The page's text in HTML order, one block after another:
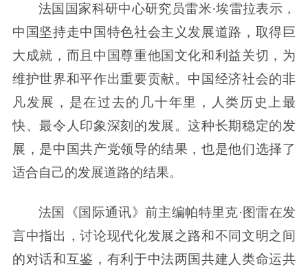
法国国家科研中心研究员雷米·埃雷拉表示，
中国坚持走中国特色社会主义发展道路，取得巨
大成就，而且中国尊重他国文化和利益关切，为
维护世界和平作出重要贡献。中国经济社会的非
凡发展，是在过去的几十年里，人类历史上最
快、最令人印象深刻的发展。这种长期稳定的发
展，是中国共产党领导的结果，也是他们选择了
适合自己的发展道路的结果。
法国《国际通讯》前主编帕特里克·图雷在发
言中指出，讨论现代化发展之路和不同文明之间
的对话和互鉴，有利于中法两国共建人类命运共